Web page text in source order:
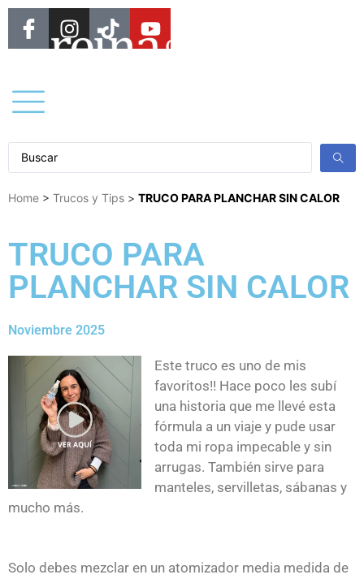
Home > Trucos y Tips > TRUCO PARA PLANCHAR SIN CALOR
TRUCO PARA
PLANCHAR SIN CALOR
Noviembre 2025
Este truco es uno de mis
favoritos!! Hace poco les subí
una historia que me llevé esta
fórmula a un viaje y pude usar
toda mi ropa impecable y sin
arrugas. También sirve para
manteles, servilletas, sábanas y
mucho más.
Solo debes mezclar en un atomizador media medida de